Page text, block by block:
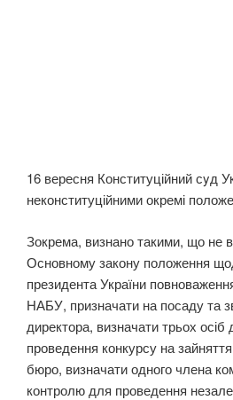
16 вересня Конституційний сyд
неконституційними окремі
Зокрема, визнано такими, що не
Основному закону положення
президента України
НАБУ, призначати на посаду та
директора, визначати трьох осіб
проведення конкурсу на
бюро, визначати одного члена
контролю для проведення